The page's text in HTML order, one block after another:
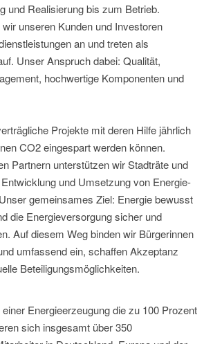
und Realisierung bis zum Betrieb.
unseren Kunden und Investoren
an und treten als
Unser Anspruch dabei: Qualität,
hochwertige Komponenten und
Projekte mit deren Hilfe jährlich
CO2 eingespart werden können.
Partnern unterstützen wir Stadträte und
und Umsetzung von Energie-
gemeinsames Ziel: Energie bewusst
die Energieversorgung sicher und
Auf diesem Weg binden wir Bürgerinnen
umfassend ein, schaffen Akzeptanz
Beteiligungsmöglichkeiten.
Energieerzeugung die zu 100 Prozent
sich insgesamt über 350